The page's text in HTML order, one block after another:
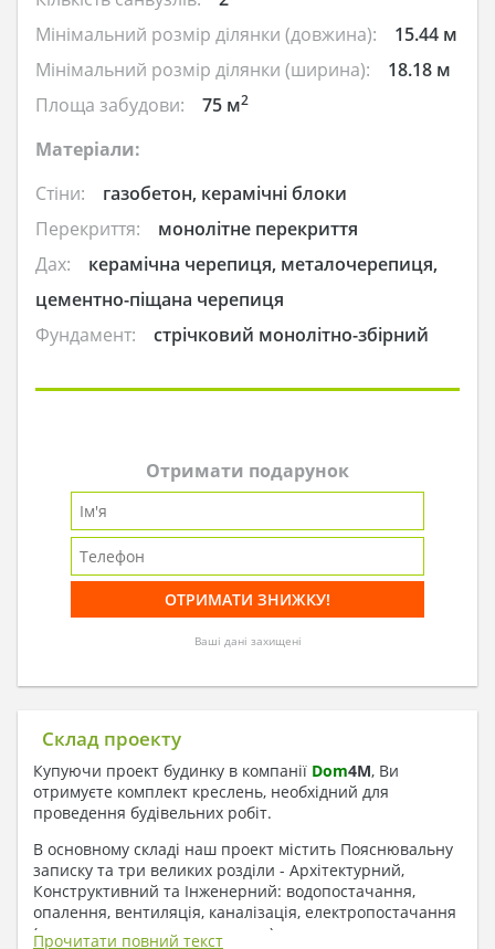
Мінімальний розмір ділянки (довжина):
15.44 м
Мінімальний розмір ділянки (ширина):
18.18 м
Площа забудови:
75 м2
Матеріали:
Стіни:
газобетон, керамічні блоки
Перекриття:
монолітне перекриття
Дах:
керамічна черепиця, металочерепиця,
цементно-піщана черепиця
Фундамент:
стрічковий монолітно-збірний
Отримати подарунок
Ваші дані захищені
Склад проекту
Купуючи проект будинку в компанії Dom4M, Ви
отримуєте комплект креслень, необхідний для
проведення будівельних робіт.
В основному складі наш проект містить Пояснювальну
записку та три великих розділи - Архітектурний,
Конструктивний та Інженерний: водопостачання,
опалення, вентиляція, каналізація, електропостачання
( купується за додаткову плату ).
Прочитати повний текст